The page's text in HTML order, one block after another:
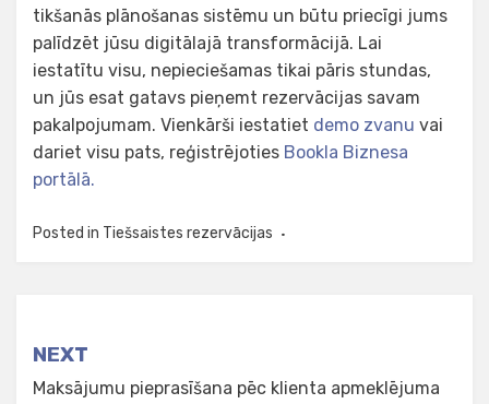
tikšanās plānošanas sistēmu un būtu priecīgi jums
palīdzēt jūsu digitālajā transformācijā. Lai
iestatītu visu, nepieciešamas tikai pāris stundas,
un jūs esat gatavs pieņemt rezervācijas savam
pakalpojumam. Vienkārši iestatiet demo zvanu vai
dariet visu pats, reģistrējoties Bookla Biznesa
portālā.
Posted in Tiešsaistes rezervācijas
navigation
NEXT
Maksājumu pieprasīšana pēc klienta apmeklējuma